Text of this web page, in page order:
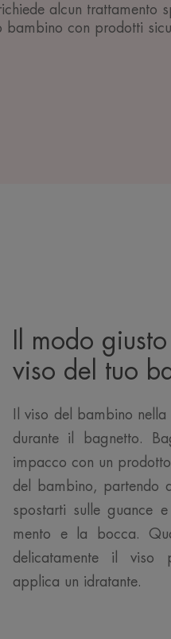
alcun trattamento
bambino con prodotti
Il modo
viso del tuo
Il viso del bambino
durante il bagnetto.
impacco con un
del bambino, partendo
spostarti sulle guance
mento e la bocca.
delicatamente il viso
applica un idratante.